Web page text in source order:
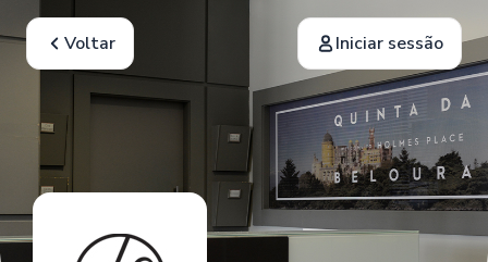
Voltar Iniciar sessão